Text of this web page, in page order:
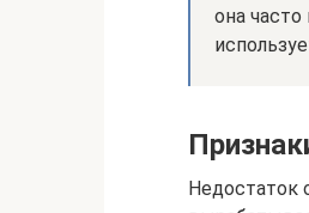
она
Недостаток